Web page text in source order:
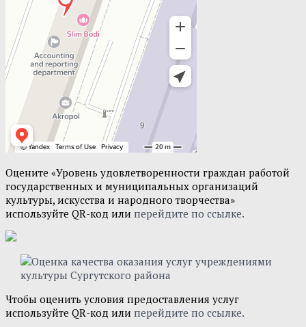
Оцените «Уровень удовлетворенности граждан работой
государственных и муниципальных организаций
культуры, искусства и народного творчества»
используйте QR-код или перейдите по ссылке.
Чтобы оценить условия предоставления услуг
используйте QR-код или перейдите по ссылке.